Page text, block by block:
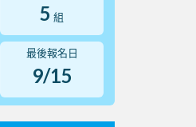
5 組
最後報名日
9/15